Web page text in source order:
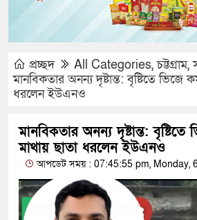
প্রচ্ছদ All Categories,চট্টগ্রাম,
মানবিকতার অনন্য দৃষ্টান্ত: বৃষ্টিতে ভিজে
ধরলেন ইউএনও
মানবিকতার অনন্য দৃষ্টান্ত: বৃষ্টিতে
মাথায় ছাতা ধরলেন ইউএনও
আপডেট সময় : 07:45:55 pm, Monday,